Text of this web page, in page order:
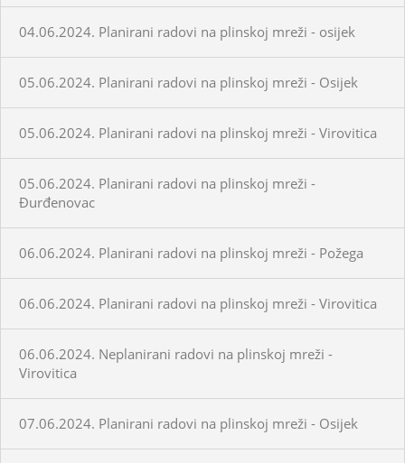
04.06.2024. Planirani radovi na plinskoj mreži - osijek
05.06.2024. Planirani radovi na plinskoj mreži - Osijek
05.06.2024. Planirani radovi na plinskoj mreži - Virovitica
05.06.2024. Planirani radovi na plinskoj mreži -
Đurđenovac
06.06.2024. Planirani radovi na plinskoj mreži - Požega
06.06.2024. Planirani radovi na plinskoj mreži - Virovitica
06.06.2024. Neplanirani radovi na plinskoj mreži -
Virovitica
07.06.2024. Planirani radovi na plinskoj mreži - Osijek